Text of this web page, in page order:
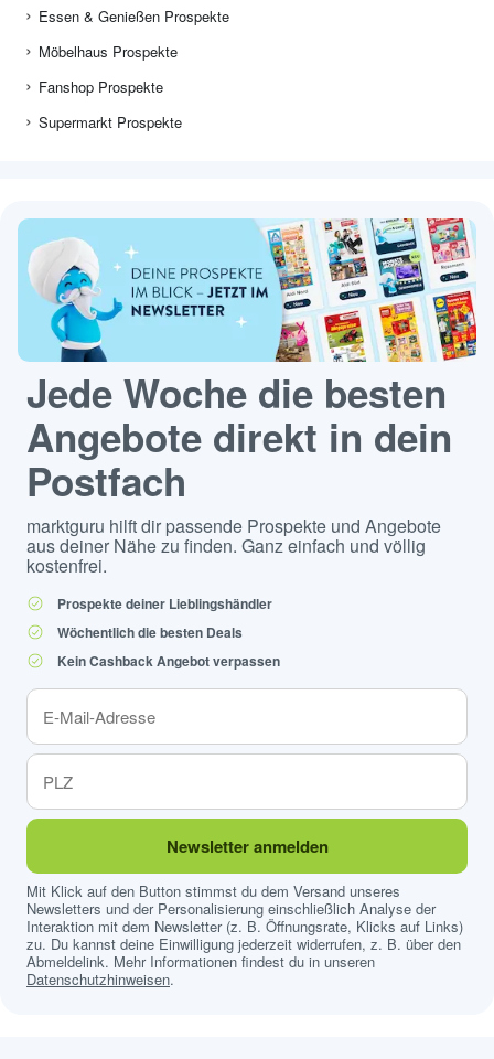
Essen & Genießen Prospekte
Möbelhaus Prospekte
Fanshop Prospekte
Supermarkt Prospekte
Jede Woche die besten
Angebote direkt in dein
Postfach
marktguru hilft dir passende Prospekte und Angebote
aus deiner Nähe zu finden. Ganz einfach und völlig
kostenfrei.
Prospekte deiner Lieblingshändler
Wöchentlich die besten Deals
Kein Cashback Angebot verpassen
Newsletter anmelden
Mit Klick auf den Button stimmst du dem Versand unseres
Newsletters und der Personalisierung einschließlich Analyse der
Interaktion mit dem Newsletter (z. B. Öffnungsrate, Klicks auf Links)
zu. Du kannst deine Einwilligung jederzeit widerrufen, z. B. über den
Abmeldelink. Mehr Informationen findest du in unseren
Datenschutzhinweisen.